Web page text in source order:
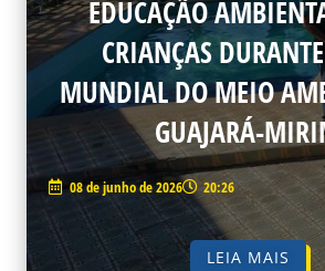
EDUCAÇÃO
CRIANÇAS
MUNDIAL DO MEIO
GUAJARÁ-
08 de junho de 2026 20:26
LEIA MAIS